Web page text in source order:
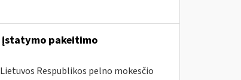
įstatymo pakeitimo
Respublikos pelno mokesčio